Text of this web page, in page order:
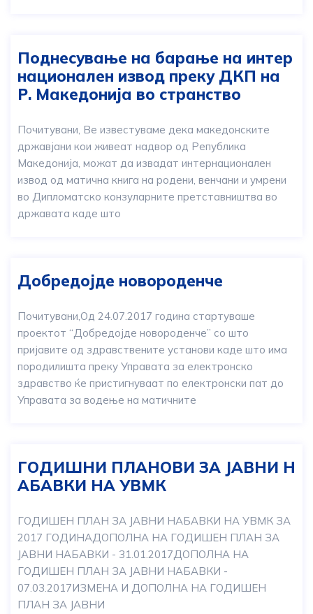
Поднесување на барање на интер
национален извод преку ДКП на
Р. Македонија во странство
Почитувани, Ве известуваме дека македонските
државјани кои живеат надвор од Република
Македонија, можат да извадат интернационален
извод од матична книга на родени, венчани и умрени
во Дипломатско конзуларните претставништва во
државата каде што
Добредојде новороденче
Почитувани,Од 24.07.2017 година стартуваше
проектот “Добредојде новороденче” со што
пријавите од здравствените установи каде што има
породилишта преку Управата за електронско
здравство ќе пристигнуваат по електронски пат до
Управата за водење на матичните
ГОДИШНИ ПЛАНОВИ ЗА ЈАВНИ Н
АБАВКИ НА УВМК
ГОДИШЕН ПЛАН ЗА ЈАВНИ НАБАВКИ НА УВМК ЗА
2017 ГОДИНАДОПОЛНА НА ГОДИШЕН ПЛАН ЗА
ЈАВНИ НАБАВКИ - 31.01.2017ДОПОЛНА НА
ГОДИШЕН ПЛАН ЗА ЈАВНИ НАБАВКИ -
07.03.2017ИЗМЕНА И ДОПОЛНА НА ГОДИШЕН
ПЛАН ЗА ЈАВНИ